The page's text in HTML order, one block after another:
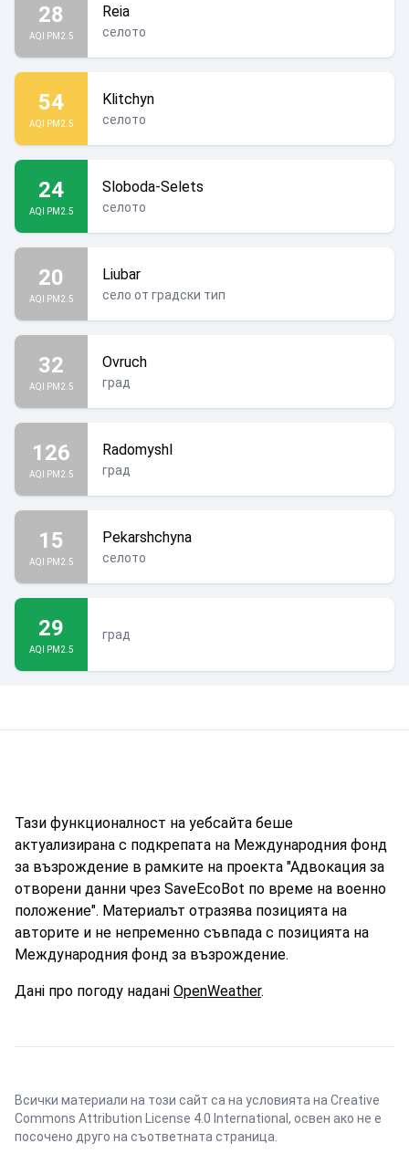
28
AQI PM2.5
Reia
селото
54
AQI PM2.5
Klitchyn
селото
24
AQI PM2.5
Sloboda-Selets
селото
20
AQI PM2.5
Liubar
село от градски тип
32
AQI PM2.5
Ovruch
град
126
AQI PM2.5
Radomyshl
град
15
AQI PM2.5
Pekarshchyna
селото
29
AQI PM2.5
град
Тази функционалност на уебсайта беше
актуализирана с подкрепата на Международния фонд
за възрождение в рамките на проекта "Адвокация за
отворени данни чрез SaveEcoBot по време на военно
положение". Материалът отразява позицията на
авторите и не непременно съвпада с позицията на
Международния фонд за възрождение.
Дані про погоду надані OpenWeather.
Всички материали на този сайт са на условията на Creative
Commons Attribution License 4.0 International , освен ако не е
посочено друго на съответната страница.